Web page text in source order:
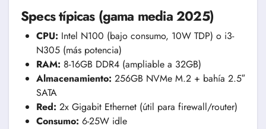
Specs típicas (gama media 2025)
CPU: Intel N100 (bajo consumo, 10W TDP) o i3-
N305 (más potencia)
RAM: 8-16GB DDR4 (ampliable a 32GB)
Almacenamiento: 256GB NVMe M.2 + bahía 2.5″
SATA
Red: 2x Gigabit Ethernet (útil para firewall/router)
Consumo: 6-25W idle